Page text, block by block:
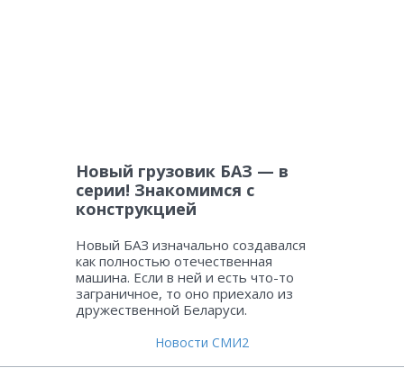
Новый грузовик БАЗ — в
серии! Знакомимся с
конструкцией
Новый БАЗ изначально создавался
как полностью отечественная
машина. Если в ней и есть что-то
заграничное, то оно приехало из
дружественной Беларуси.
Новости СМИ2